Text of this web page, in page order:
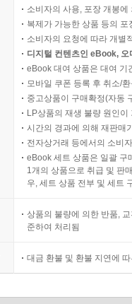
소비자의 사용, 포장 개봉
복제가 가능한 상품 등의
소비자의 요청에 따라 개별
디지털 컨텐츠인 eBook,
eBook 대여 상품은 대여 기
모바일 쿠폰 등록 후 취소/
중고상품이 구매확정(자동
LP상품의 재생 불량 원인
시간의 경과에 의해 재판매
전자상거래 등에서의 소비
eBook 세트 상품은 일괄 구
1개의 상품으로 취급 및 판
우, 세트 상품 전부 및 세트
상품의 불량에 의한 반품,
준하여 처리됨
대금 환불 및 환불 지연에